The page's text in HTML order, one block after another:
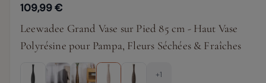
109,99 €
Leewadee Grand Vase sur Pied 85 cm - Haut Vase
Polyrésine pour Pampa, Fleurs Séchées & Fraîches
+1